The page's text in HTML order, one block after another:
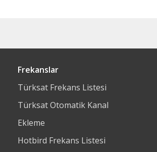
Frekanslar
Türksat Frekans Listesi
Türksat Otomatik Kanal
Ekleme
Hotbird Frekans Listesi